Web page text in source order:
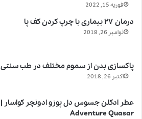
فوریه 15, 2022
درمان ۲۷ بیماری با چرپ کردن کف پا
نوامبر 26, 2018
پاکسازی بدن از سموم مختلف در طب سنتی
اکتبر 26, 2018
Adventure Quasar